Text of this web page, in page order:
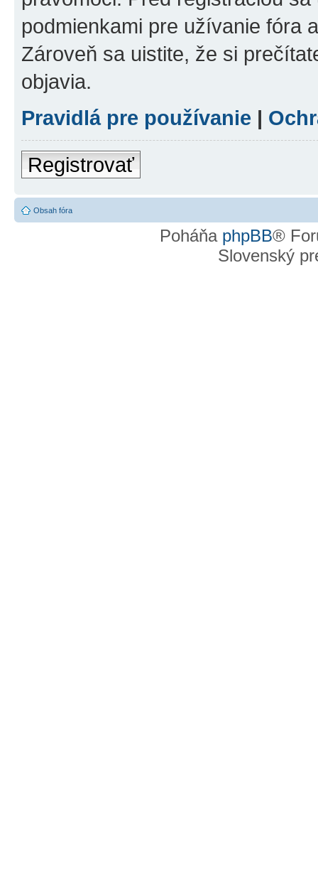
podmienkami pre užívanie fóra
Zároveň sa uistite, že si
objavia.
Pravidlá pre používanie |
Registrovať
Obsah fóra
Poháňa phpBB®
Slovenský